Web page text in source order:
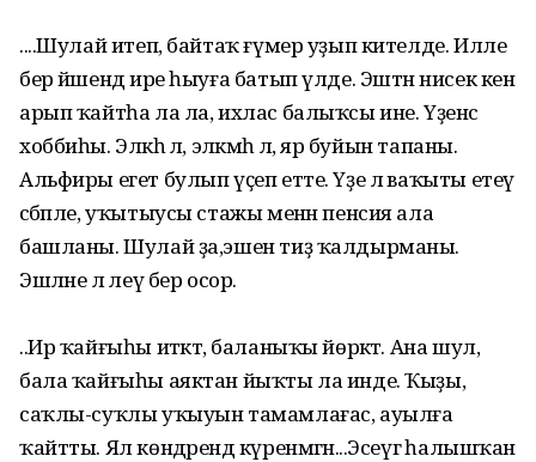
....Шулай итеп, байтаҡ ғүмер уҙып кителде. Илле
бер йәшендә ире һыуға батып үлде. Эштән нисек кенә
арып ҡайтһа ла ла, ихлас балыҡсы ине. Үҙенсә
хоббиһы. Эләкһә лә, эләкмәһә лә, яр буйын тапаны.
Альфиры егет булып үҫеп етте. Үҙе лә ваҡыты етеү
сәбәпле, уҡытыусы стажы менән пенсия ала
башланы. Шулай ҙа,эшен тиҙ ҡалдырманы.
Эшләне лә әлеү бер осор.
..Ир ҡайғыһы итәктә, баланыҡы йөрәктә. Ана шул,
бала ҡайғыһы аяктан йыҡты ла инде. Ҡыҙы,
саҡлы-суҡлы уҡыуын тамамлағас, ауылға
ҡайтты. Ял көндәрендә күренмәгән...Эсеүгә һалышҡан